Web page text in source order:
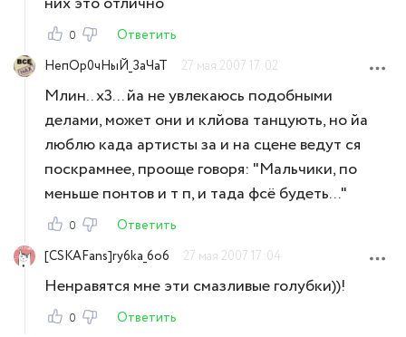
0
Ответить
НепОр0чНыЙ_ЗаЧаТ
27 мая 2007 17:02
Млин.. х3... йа не увлекаюсь подобными
делами, может они и клйова танцують, но йа
люблю када артисты за и на сцене ведут ся
поскрамнее, прооще говоря: "Мальчики, по
меньше понтов и т п, и тада фсё будеть..."
0
Ответить
[CSKAFans]ry6ka_6o6
27 мая 2007 17:04
Ненравятся мне эти смазливые голубки))!
0
Ответить